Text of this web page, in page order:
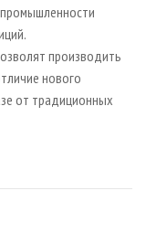
производить
нового
от традиционных